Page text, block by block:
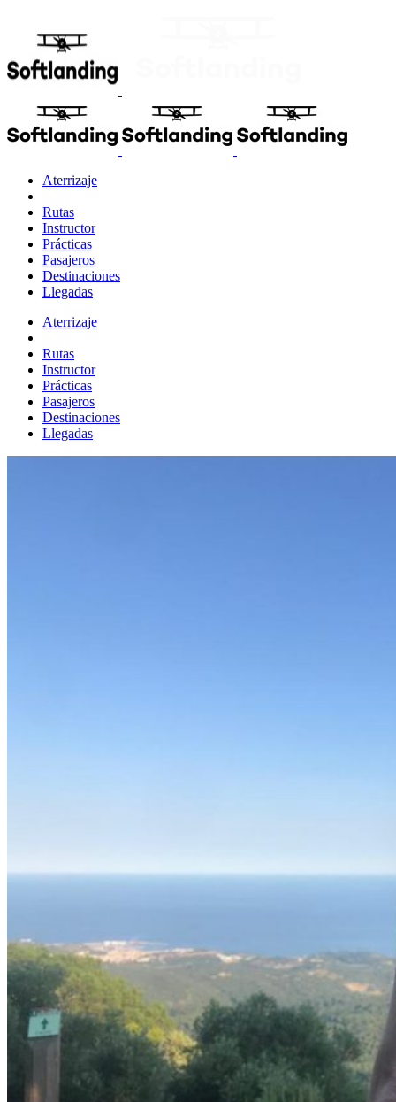
Aterrizaje
Rutas
Instructor
Prácticas
Pasajeros
Destinaciones
Llegadas
Aterrizaje
Rutas
Instructor
Prácticas
Pasajeros
Destinaciones
Llegadas